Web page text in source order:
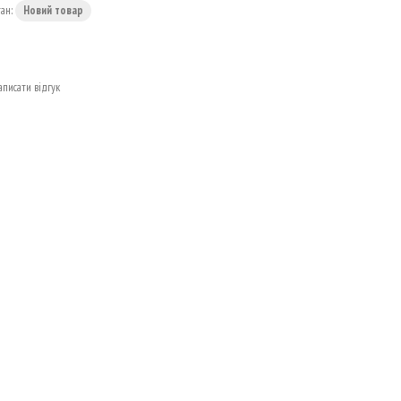
Новий товар
відгук